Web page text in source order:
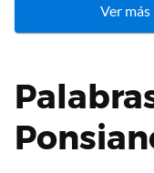
Ver más